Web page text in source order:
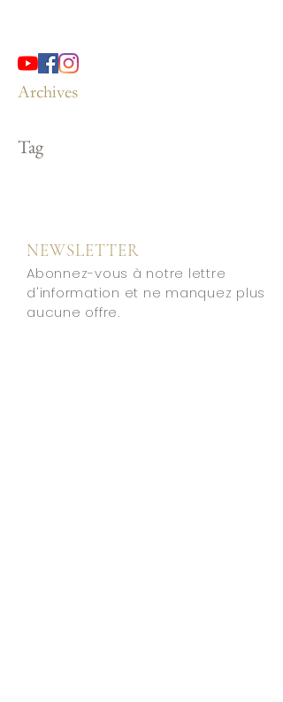
Archives
Tag
NEWSLETTER
Abonnez-vous à notre lettre
d'information et ne manquez plus
aucune offre.